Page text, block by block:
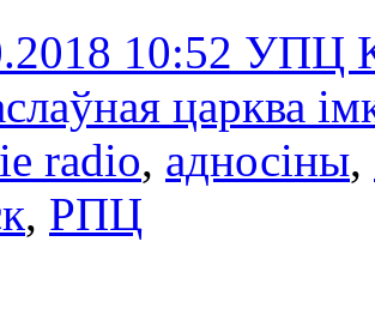
10:52 УПЦ
царква
radio, адносіны,
, РПЦ